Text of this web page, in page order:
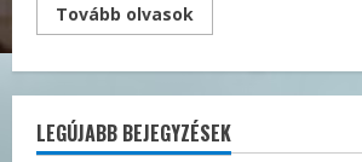
Tovább olvasok
more
vagyok
a
MIOK
főtitkára,
LEGÚJABB BEJEGYZÉSEK